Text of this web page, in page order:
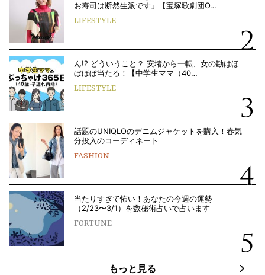
お寿司は断然生派です」【宝塚歌劇団O…
LIFESTYLE
ん!? どういうこと？ 安堵から一転、女の勘はほ
ぼほぼ当たる！【中学生ママ（40…
LIFESTYLE
話題のUNIQLOのデニムジャケットを購入！春気
分投入のコーディネート
FASHION
当たりすぎて怖い！あなたの今週の運勢
（2/23〜3/1）を数秘術占いで占います
FORTUNE
もっと見る